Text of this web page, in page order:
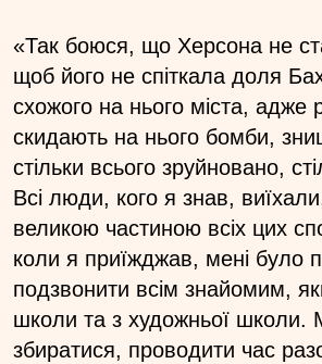
«Так боюся, що Херсона не
щоб його не спіткала доля
схожого на нього міста, адже
скидають на нього бомби,
стільки всього зруйновано,
Всі люди, кого я знав,
великою частиною всіх цих
коли я приїжджав, мені було
подзвонити всім знайомим,
школи та з художньої школи.
збиратися, проводити час